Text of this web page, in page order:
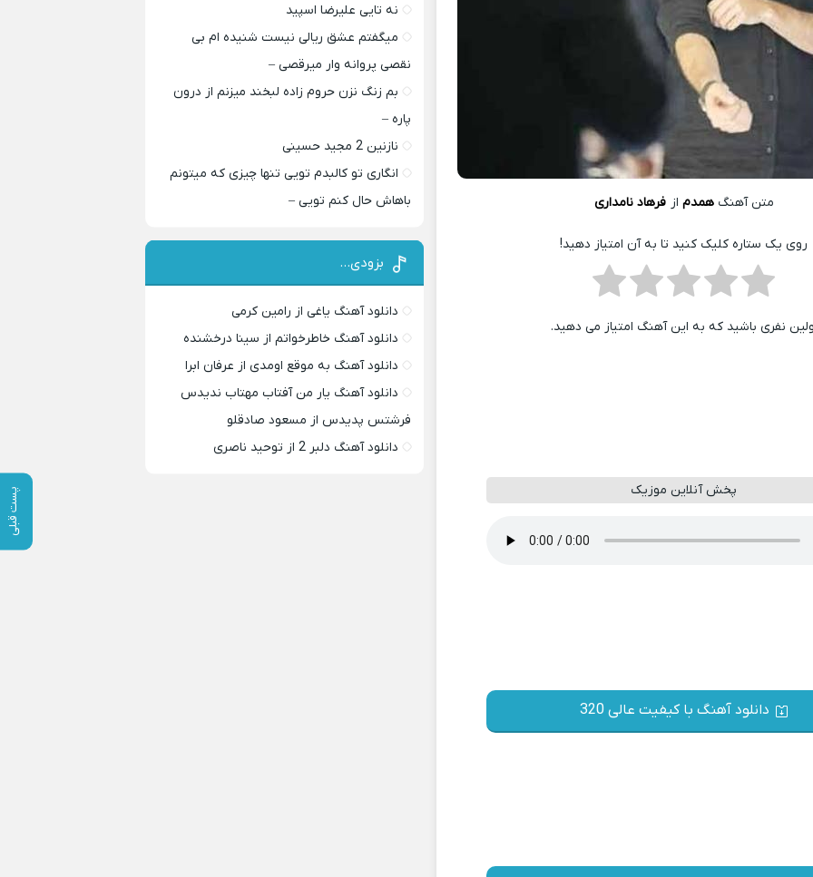
پست قبلی
متن آهنگهمدم از فرهاد نامداری
روی یک ستاره کلیک کنید تا به آن امتیاز دهید!
نفری باشید که به این آهنگ امتیاز می دهید.
پخش آنلاین موزیک
دانلود آهنگ با کیفیت عالی 320
نه تایی علیرضا اسپید
میگفتم عشق ریالی نیست شنیده ام بی
نقصی پروانه وار میرقصی –
بم زنگ نزن حروم زاده لبخند میزنم از درون
پاره –
نازنین 2 مجید حسینی
انگاری تو کالبدم تویی تنها چیزی که میتونم
باهاش حال کنم تویی –
بزودی…
دانلود آهنگ یاغی از رامین کرمی
دانلود آهنگ خاطرخواتم از سینا درخشنده
دانلود آهنگ به موقع اومدی از عرفان ابرا
دانلود آهنگ یار من آفتاب مهتاب ندیدس
فرشتس پدیدس از مسعود صادقلو
دانلود آهنگ دلبر 2 از توحید ناصری